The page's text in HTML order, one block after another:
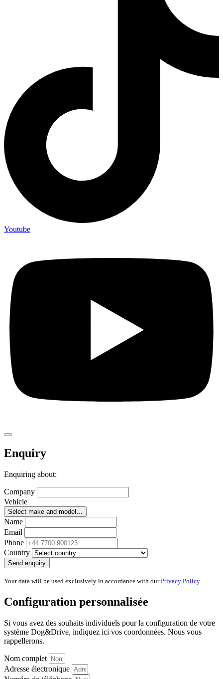
Youtube
Enquiry
Enquiring about:
Company
Vehicle
Select make and model…
Name
Email
Phone
Country
Send enquiry
Your data will be used exclusively in accordance with ourPrivacy Policy.
Configuration personnalisée
Si vous avez des souhaits individuels pour la configuration de votre
système Dog&Drive, indiquez ici vos coordonnées. Nous vous
rappellerons.
Nom complet
Adresse électronique